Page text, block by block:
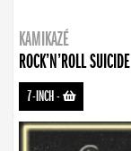
KAMIKAZÉ
ROCK’N’ROLL SUICIDE
7-INCH-